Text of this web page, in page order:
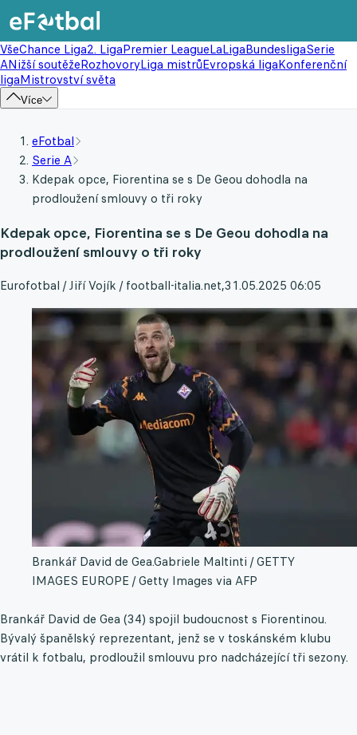
VšeChance Liga2. LigaPremier LeagueLaLigaBundesligaSerie
ANižší soutěžeRozhovoryLiga mistrůEvropská ligaKonferenční
ligaMistrovství světa
Více
eFotbal
Serie A
Kdepak opce, Fiorentina se s De Geou dohodla na
prodloužení smlouvy o tři roky
Kdepak opce, Fiorentina se s De Geou dohodla na
prodloužení smlouvy o tři roky
Eurofotbal / Jiří Vojík / football-italia.net,31.05.2025 06:05
Brankář David de Gea.Gabriele Maltinti / GETTY
IMAGES EUROPE / Getty Images via AFP
Brankář David de Gea (34) spojil budoucnost s Fiorentinou.
Bývalý španělský reprezentant, jenž se v toskánském klubu
vrátil k fotbalu, prodloužil smlouvu pro nadcházející tři sezony.